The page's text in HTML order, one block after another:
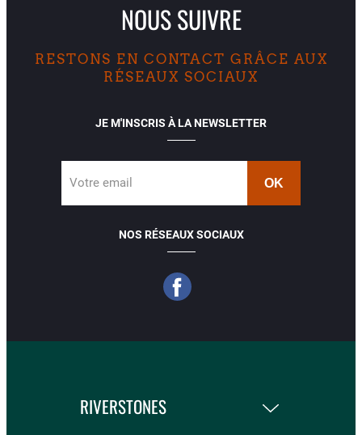
NOUS SUIVRE
RESTONS EN CONTACT GRÂCE AUX
RÉSEAUX SOCIAUX
JE M'INSCRIS À LA NEWSLETTER
Votre email
NOS RÉSEAUX SOCIAUX
RIVERSTONES